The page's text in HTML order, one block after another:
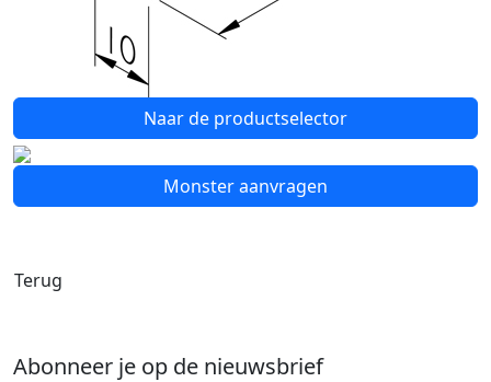
Naar de productselector
Monster aanvragen
Terug
Abonneer je op de nieuwsbrief